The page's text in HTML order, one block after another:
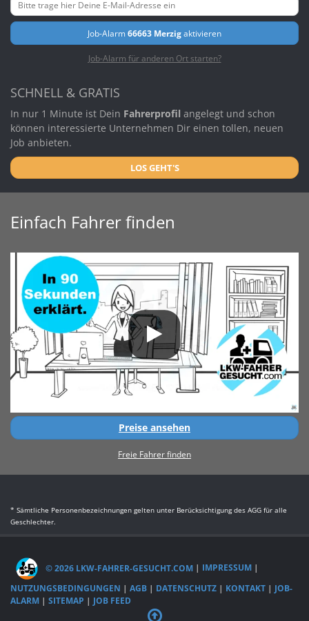
Job-Alarm66663 Merzigaktivieren
Job-Alarm für anderen Ort starten?
SCHNELL & GRATIS
In nur 1 Minute ist Dein Fahrerprofil angelegt und schon
können interessierte Unternehmen Dir einen tollen, neuen
Job anbieten.
LOS GEHT'S
Einfach Fahrer finden
Preise ansehen
Freie Fahrer finden
* Sämtliche Personenbezeichnungen gelten unter Berücksichtigung des AGG für alle
Geschlechter.
© 2026 LKW-FAHRER-GESUCHT.COM | IMPRESSUM |
NUTZUNGSBEDINGUNGEN | AGB | DATENSCHUTZ | KONTAKT | JOB-
ALARM | SITEMAP | JOB FEED